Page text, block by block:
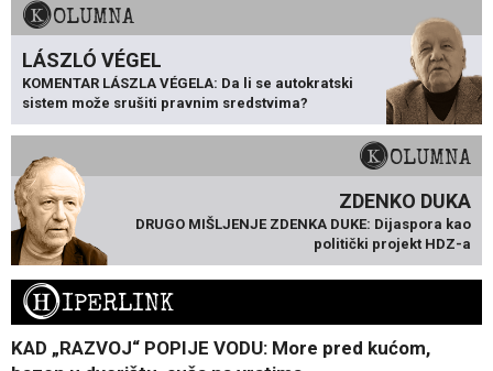
KOLUMNA
LÁSZLÓ VÉGEL
KOMENTAR LÁSZLA VÉGELA: Da li se autokratski
sistem može srušiti pravnim sredstvima?
KOLUMNA
ZDENKO DUKA
DRUGO MIŠLJENJE ZDENKA DUKE: Dijaspora kao
politički projekt HDZ-a
HIPERLINK
KAD „RAZVOJ“ POPIJE VODU: More pred kućom,